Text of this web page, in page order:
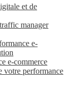
et de
manager
e-
e-commerce
votre performance